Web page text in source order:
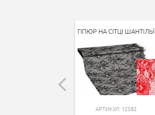
ГІПЮР НА СІТЦІ ШАНТІЛЬЇ
АРТИКУЛ: 12582